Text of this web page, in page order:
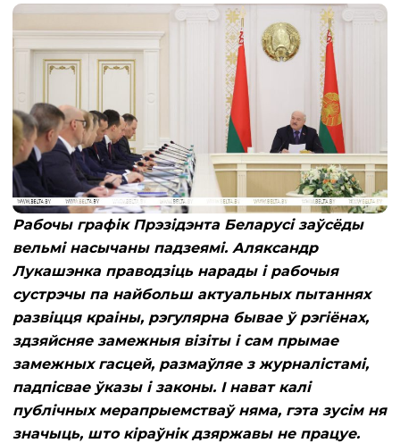
Рабочы графік Прэзідэнта Беларусі заўсёды
вельмі насычаны падзеямі. Аляксандр
Лукашэнка праводзіць нарады і рабочыя
сустрэчы па найбольш актуальных пытаннях
развіцця краіны, рэгулярна бывае ў рэгіёнах,
здзяйсняе замежныя візіты і сам прымае
замежных гасцей, размаўляе з журналістамі,
падпісвае ўказы і законы. І нават калі
публічных мерапрыемстваў няма, гэта зусім ня
значыць, што кіраўнік дзяржавы не працуе.